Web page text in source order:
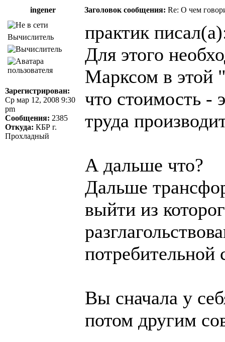
ingener
Заголовок сообщения: Re: О чем
Вычислитель
Зарегистрирован:
Ср мар 12, 2008 9:30
pm
Сообщения: 2385
Откуда: КБР г.
Прохладный
практик
Для этого
Марксом в этой
что стоимость -
труда
А дальше что?
Дальше
выйти из
потребительной
Вы сначала у
потом другим